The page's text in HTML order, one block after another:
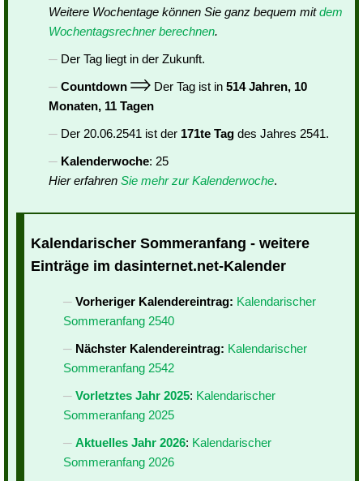
Weitere Wochentage können Sie ganz bequem mitdem
Wochentagsrechner berechnen.
Der Tag liegt in der Zukunft.
Countdown
Der Tag ist in 514 Jahren, 10
Monaten, 11 Tagen
Der 20.06.2541 ist der 171te Tag des Jahres 2541.
Kalenderwoche: 25
Hier erfahren Sie mehr zur Kalenderwoche.
Kalendarischer Sommeranfang - weitere
Einträge im dasinternet.net-Kalender
Vorheriger Kalendereintrag: Kalendarischer
Sommeranfang 2540
Nächster Kalendereintrag: Kalendarischer
Sommeranfang 2542
Vorletztes Jahr 2025: Kalendarischer
Sommeranfang 2025
Aktuelles Jahr 2026: Kalendarischer
Sommeranfang 2026